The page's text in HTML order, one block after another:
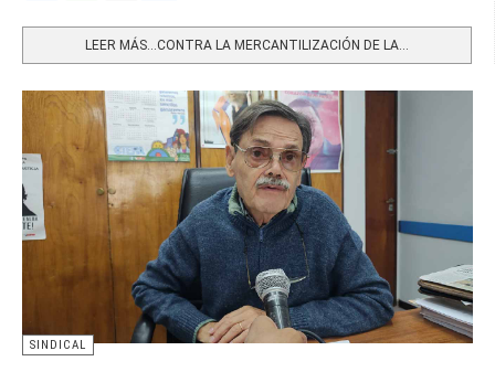
LEER MÁS…CONTRA LA MERCANTILIZACIÓN DE LA...
SINDICAL